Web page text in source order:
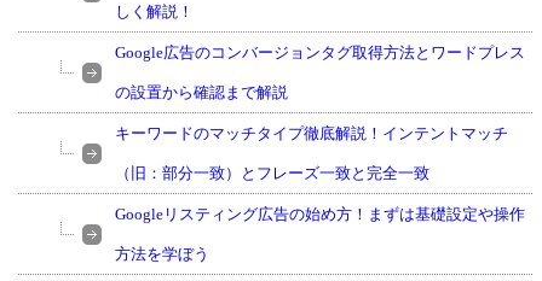
しく解説！
Google広告のコンバージョンタグ取得方法とワードプレス
の設置から確認まで解説
キーワードのマッチタイプ徹底解説！インテントマッチ
（旧：部分一致）とフレーズ一致と完全一致
Googleリスティング広告の始め方！まずは基礎設定や操作
方法を学ぼう